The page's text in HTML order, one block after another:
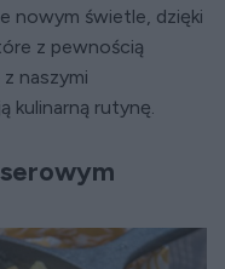
nowym świetle, dzięki
z pewnością
naszymi
kulinarną rutynę.